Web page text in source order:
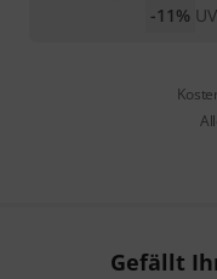
-11%
Gefällt